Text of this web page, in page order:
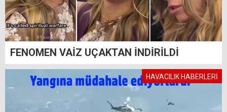
FENOMEN VAİZ UÇAKTAN İNDİRİLDİ
HAVACILIK HABERLERİ